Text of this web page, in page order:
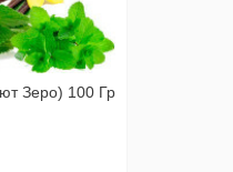
Зеро) 100 Гр